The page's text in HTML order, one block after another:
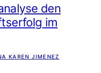
den
im
KAREN JIMENEZ